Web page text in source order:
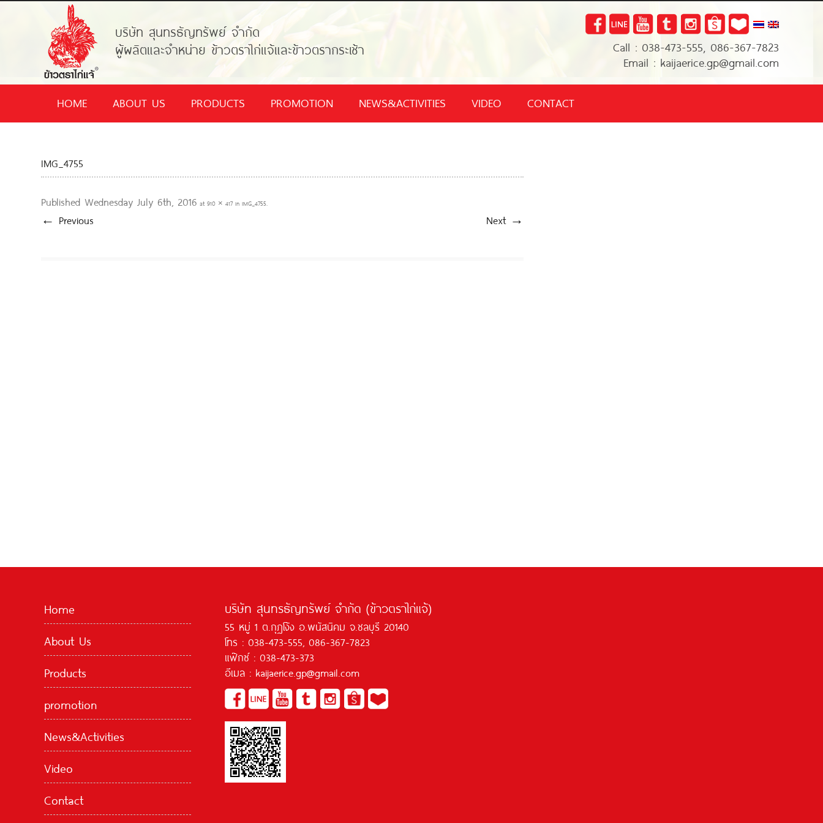
บริษัท สุนทรธัญทรัพย์ จำกัด
ผู้ผลิตและจำหน่าย ข้าวตราไก่แจ้และข้าวตรากระเช้า
Call : 038-473-555, 086-367-7823
Email : kaijaerice.gp@gmail.com
HOME ABOUT US PRODUCTS PROMOTION NEWS&ACTIVITIES VIDEO CONTACT
IMG_4755
PublishedWednesday July 6th, 2016 at910 × 417inIMG_4755.
← Previous Next →
Home
About Us
Products
promotion
News&Activities
Video
Contact
บริษัท สุนทรธัญทรัพย์ จำกัด (ข้าวตราไก่แจ้)
55 หมู่ 1 ต.กุฏโง้ง อ.พนัสนิคม จ.ชลบุรี 20140
โทร : 038-473-555, 086-367-7823
แฟ๊กซ์ : 038-473-373
อีเมล : kaijaerice.gp@gmail.com